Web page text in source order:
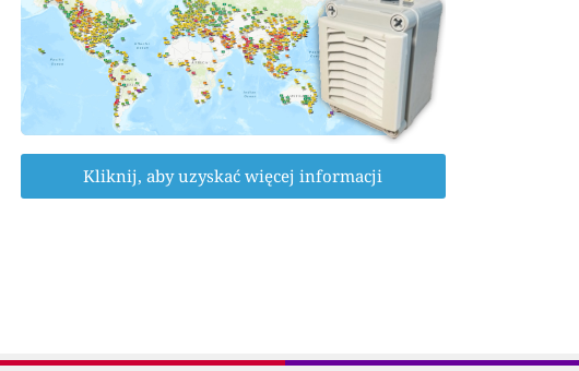
Kliknij, aby uzyskać więcej informacji